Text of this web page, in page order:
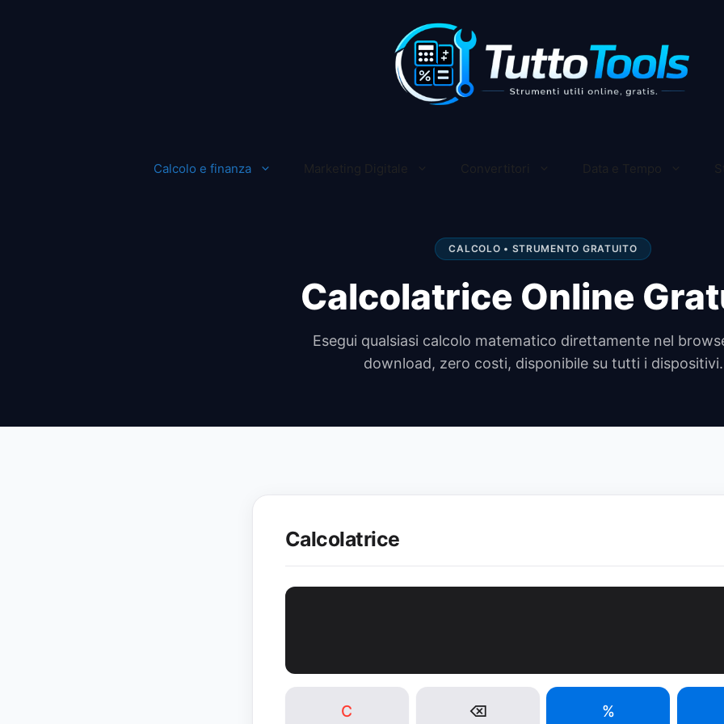
Calcolo e finanza Marketing Digitale Convertitori Data e Tempo
CALCOLO • STRUMENTO GRATUITO
Calcolatrice Online
Esegui qualsiasi calcolo matematico direttamente nel
download, zero costi, disponibile su tutti i dispositivi.
Calcolatrice
C ⌫ %